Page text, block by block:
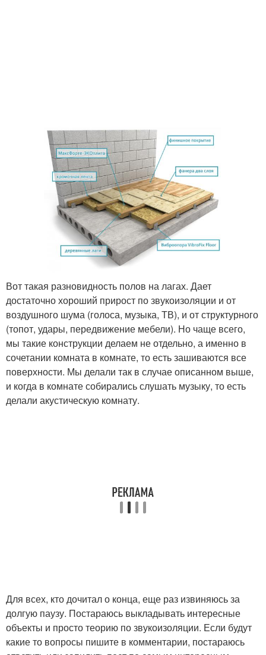
Вот такая разновидность полов на лагах. Дает
достаточно хороший прирост по звукоизоляции и от
воздушного шума (голоса, музыка, ТВ), и от структурного
(топот, удары, передвижение мебели). Но чаще всего,
мы такие конструкции делаем не отдельно, а именно в
сочетании комната в комнате, то есть зашиваются все
поверхности. Мы делали так в случае описанном выше,
и когда в комнате собирались слушать музыку, то есть
делали акустическую комнату.
Для всех, кто дочитал о конца, еще раз извиняюсь за
долгую паузу. Постараюсь выкладывать интересные
объекты и просто теорию по звукоизоляции. Если будут
какие то вопросы пишите в комментарии, постараюсь